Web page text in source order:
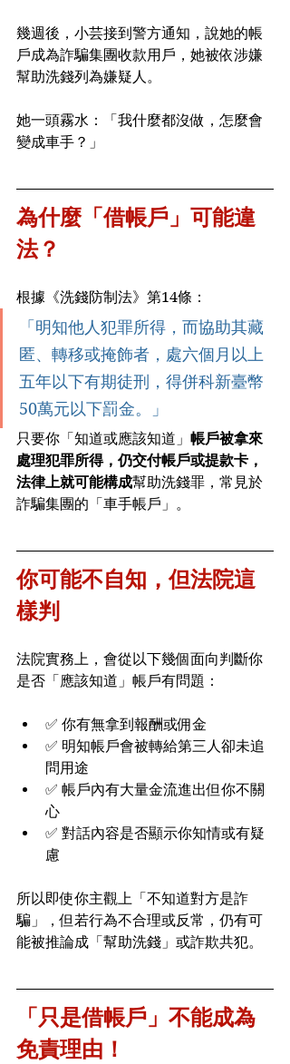
幾週後，小芸接到警方通知，說她的帳
戶成為詐騙集團收款用戶，她被依涉嫌
幫助洗錢列為嫌疑人。
她一頭霧水：「我什麼都沒做，怎麼會
變成車手？」
為什麼「借帳戶」可能違
法？
根據《洗錢防制法》第14條：
「明知他人犯罪所得，而協助其藏
匿、轉移或掩飾者，處六個月以上
五年以下有期徒刑，得併科新臺幣
50萬元以下罰金。」
只要你「知道或應該知道」 帳戶被拿來
處理犯罪所得，仍交付帳戶或提款卡，
法律上就可能構成幫助洗錢罪，常見於
詐騙集團的「車手帳戶」。
你可能不自知，但法院這
樣判
法院實務上，會從以下幾個面向判斷你
是否「應該知道」帳戶有問題：
✅ 你有無拿到報酬或佣金
✅ 明知帳戶會被轉給第三人卻未追
問用途
✅ 帳戶內有大量金流進出但你不關
心
✅ 對話內容是否顯示你知情或有疑
慮
所以即使你主觀上「不知道對方是詐
騙」，但若行為不合理或反常，仍有可
能被推論成「幫助洗錢」或詐欺共犯。
「只是借帳戶」不能成為
免責理由！